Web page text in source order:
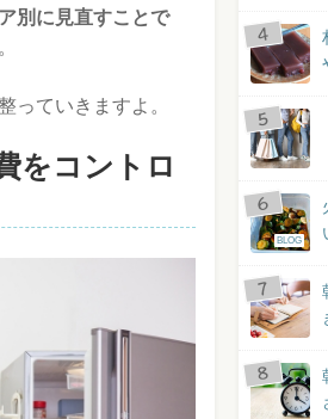
別に見直すことで
っていきますよ。
をコントロ
BLOG